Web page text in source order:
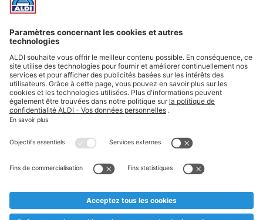
Infos essentielles
Suivez ALDI Belgique
Textes marqués d'un astérisque et mentions légales
* Nous vendons ces articles temporairement et jusqu'à
au cas où, malgré le planning bien étudié, nous serions
prématurément en rupture de stock. Prix Recupel et TVA incl.
** Sur ce site, l’utilisation de la forme masculine a été adoptée